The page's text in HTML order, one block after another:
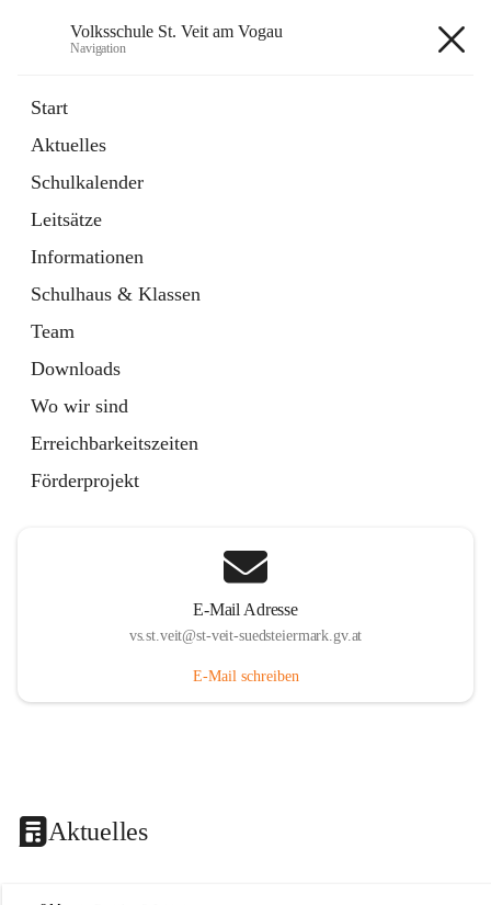
Volksschule St. Veit am Vogau
Navigation
Start
Aktuelles
Schulkalender
Leitsätze
Informationen
Schulhaus & Klassen
Team
Downloads
Wo wir sind
Erreichbarkeitszeiten
Förderprojekt
E-Mail Adresse
vs.st.veit@st-veit-suedsteiermark.gv.at
E-Mail schreiben
Aktuelles